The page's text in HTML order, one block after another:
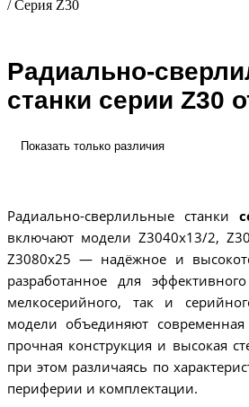
/ Серия Z30
Радиально-
станки серии Z30
Показать только различия
Радиально-сверлильные станки
включают модели Z3040x13/2,
Z3080x25 — надёжное и
разработанное для
мелкосерийного, так и
модели объединяют современная
прочная конструкция и высокая
при этом различаясь по
периферии и комплектации.